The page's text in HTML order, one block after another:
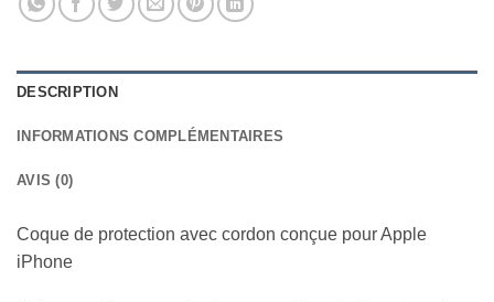
DESCRIPTION
INFORMATIONS COMPLÉMENTAIRES
AVIS (0)
Coque de protection avec cordon conçue pour Apple
iPhone